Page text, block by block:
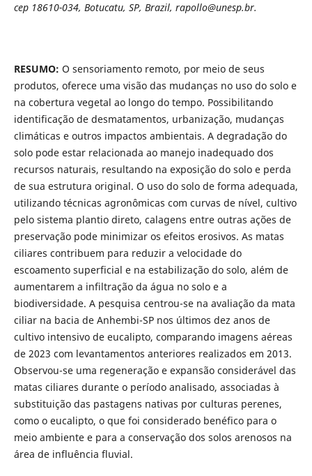
cep 18610-034, Botucatu, SP, Brazil, rapollo@unesp.br.
RESUMO: O sensoriamento remoto, por meio de seus
produtos, oferece uma visão das mudanças no uso do solo e
na cobertura vegetal ao longo do tempo. Possibilitando
identificação de desmatamentos, urbanização, mudanças
climáticas e outros impactos ambientais. A degradação do
solo pode estar relacionada ao manejo inadequado dos
recursos naturais, resultando na exposição do solo e perda
de sua estrutura original. O uso do solo de forma adequada,
utilizando técnicas agronômicas com curvas de nível, cultivo
pelo sistema plantio direto, calagens entre outras ações de
preservação pode minimizar os efeitos erosivos. As matas
ciliares contribuem para reduzir a velocidade do
escoamento superficial e na estabilização do solo, além de
aumentarem a infiltração da água no solo e a
biodiversidade. A pesquisa centrou-se na avaliação da mata
ciliar na bacia de Anhembi-SP nos últimos dez anos de
cultivo intensivo de eucalipto, comparando imagens aéreas
de 2023 com levantamentos anteriores realizados em 2013.
Observou-se uma regeneração e expansão considerável das
matas ciliares durante o período analisado, associadas à
substituição das pastagens nativas por culturas perenes,
como o eucalipto, o que foi considerado benéfico para o
meio ambiente e para a conservação dos solos arenosos na
área de influência fluvial.